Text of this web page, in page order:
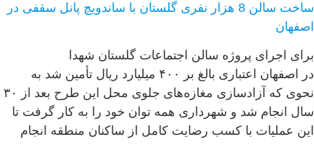
ساخت سالن 8 هزار نفری گلستان با ساندویچ پانل سقفی در
اصفهان
برای اجرای پروژه سالن اجتماعات گلستان شهدا
در اصفهان اعتباری بالغ بر ۴۰۰ میلیارد ریال تأمین شد به
نحوی که آزادسازی مغازه‌های جلوی محل این طرح بعد از ۳۰
سال انجام شد و شهرداری همه توان خود را به کار گرفت تا
این عملیات با کسب رضایت کامل از ساکنان منطقه انجام